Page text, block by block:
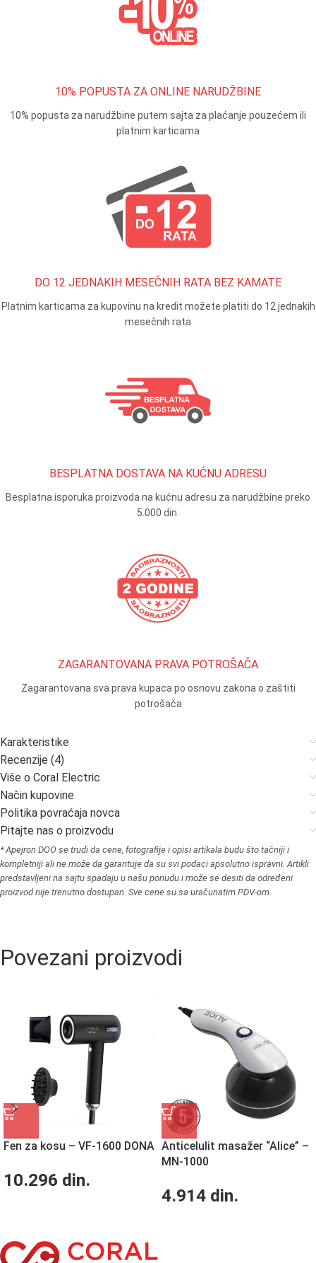
10% POPUSTA ZA ONLINE NARUDŽBINE
10% popusta za narudžbine putem sajta za plaćanje pouzećem ili
platnim karticama
DO 12 JEDNAKIH MESEČNIH RATA BEZ KAMATE
Platnim karticama za kupovinu na kredit možete platiti do 12 jednakih
mesečnih rata
BESPLATNA DOSTAVA NA KUĆNU ADRESU
Besplatna isporuka proizvoda na kućnu adresu za narudžbine preko
5.000 din.
ZAGARANTOVANA PRAVA POTROŠAČA
Zagarantovana sva prava kupaca po osnovu zakona o zaštiti
potrošača
Karakteristike
Recenzije (4)
Više o Coral Electric
Način kupovine
Politika povraćaja novca
Pitajte nas o proizvodu
* Apejron DOO se trudi da cene, fotografije i opisi artikala budu što tačniji i
kompletniji ali ne može da garantuje da su svi podaci apsolutno ispravni. Artikli
predstavljeni na sajtu spadaju u našu ponudu i može se desiti da određeni
proizvod nije trenutno dostupan. Sve cene su sa uračunatim PDV-om.
Povezani proizvodi
Fen za kosu – VF-1600 DONA
10.296 din.
Anticelulit masažer “Alice” –
MN-1000
4.914 din.